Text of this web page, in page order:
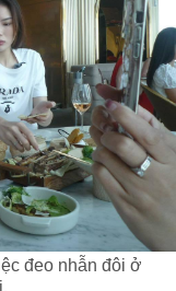
đeo nhẫn đôi ở